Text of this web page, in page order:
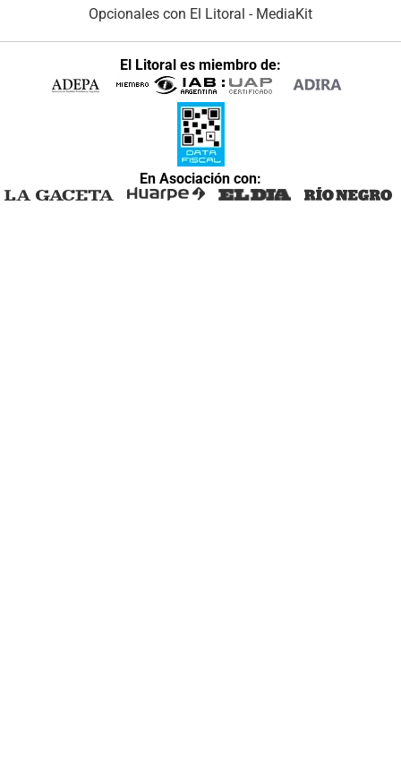
Opcionales con El Litoral - MediaKit
El Litoral es miembro de:
En Asociación con: